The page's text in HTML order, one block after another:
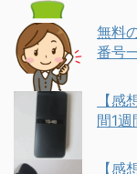
無料
番号
【
間1
【